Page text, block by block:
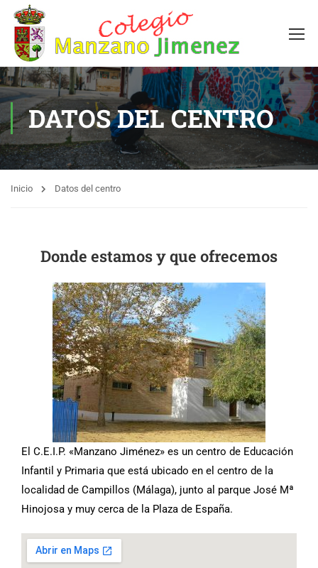
DATOS DEL CENTRO
Inicio Datos del centro
Donde estamos y que ofrecemos
El C.E.I.P. «Manzano Jiménez» es un centro de Educación
Infantil y Primaria que está ubicado en el centro de la
localidad de Campillos (Málaga), junto al parque José Mª
Hinojosa y muy cerca de la Plaza de España.